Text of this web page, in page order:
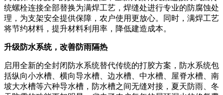
统螺栓连接全部替换为满焊工艺，焊缝处进行专业的防腐蚀处
理，为支架安全提供保障，农户使用更放心。同时，满焊工艺
将节约材料，提升材料利用率，降低建造成本。
升级防水系统，改善防雨隔热
启用全新的全封闭防水系统替代传统的打胶方案，防水系统包
括纵向小水槽、横向导水槽、边水槽、中水槽、屋脊水槽、南
坡大水槽等六种导水槽，防水槽之间无缝对接，夏天防雨、冬